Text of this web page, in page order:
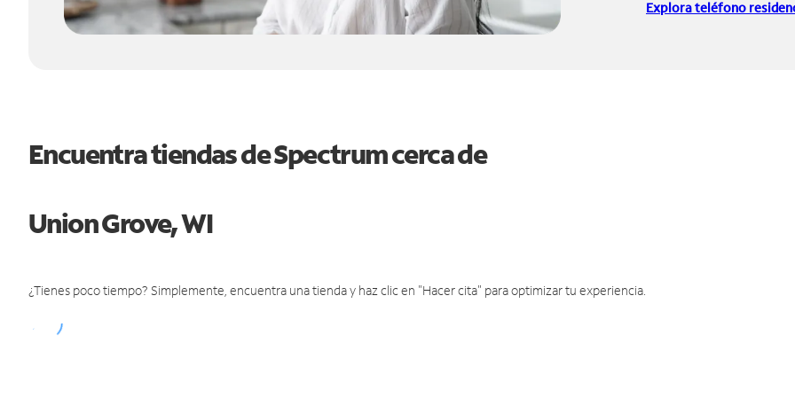
Explora teléfono
Encuentra tiendas de Spectrum cerca de
Union Grove, WI
¿Tienes poco tiempo? Simplemente, encuentra una tienda y haz clic en "Hacer cita" para optimizar tu experiencia.